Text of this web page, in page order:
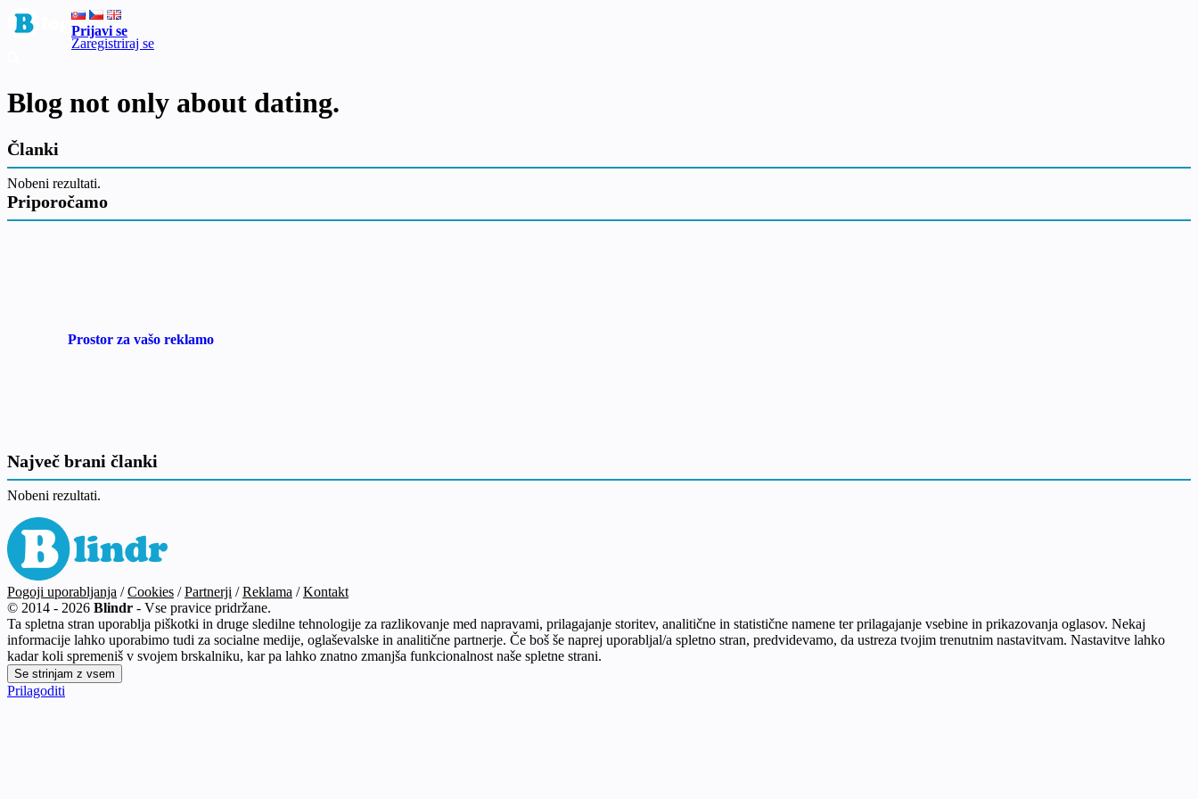
Prijavi se
Zaregistriraj se
Blog not only about dating.
Članki
Nobeni rezultati.
Priporočamo
Prostor za vašo reklamo
Največ brani članki
Nobeni rezultati.
Pogoji uporabljanja / Cookies / Partnerji / Reklama / Kontakt
© 2014 - 2026 Blindr - Vse pravice pridržane.
Ta spletna stran uporablja piškotki in druge sledilne tehnologije za razlikovanje med napravami, prilagajanje storitev, analitične in statistične namene ter prilagajanje vsebine in prikazovanja oglasov. Nekaj
informacije lahko uporabimo tudi za socialne medije, oglaševalske in analitične partnerje. Če boš še naprej uporabljal/a spletno stran, predvidevamo, da ustreza tvojim trenutnim nastavitvam. Nastavitve lahko
kadar koli spremeniš v svojem brskalniku, kar pa lahko znatno zmanjša funkcionalnost naše spletne strani.
Prilagoditi